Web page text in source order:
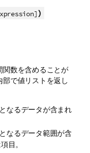
)
関数を含めることが
で値リストを返し
なるデータが含まれ
なるデータ範囲が含
目。